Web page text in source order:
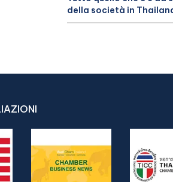
della società in